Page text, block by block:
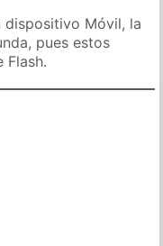
dispositivo Móvil, la
pues estos
Flash.